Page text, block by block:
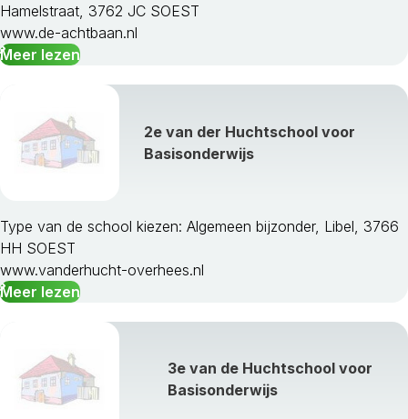
Hamelstraat, 3762 JC SOEST
www.de-achtbaan.nl
Meer lezen
2e van der Huchtschool voor
Basisonderwijs
Type van de school kiezen: Algemeen bijzonder, Libel, 3766
HH SOEST
www.vanderhucht-overhees.nl
Meer lezen
3e van de Huchtschool voor
Basisonderwijs